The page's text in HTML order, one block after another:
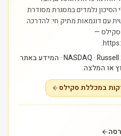
הסיכון נלמדים במסגרת מסודרת
עם דוגמאות מתיק חי: להדרכה
סקילס —
סקטור פיננסים · בורסה NASDAQ · Russell 2000 · המידע באתר
או המלצה.